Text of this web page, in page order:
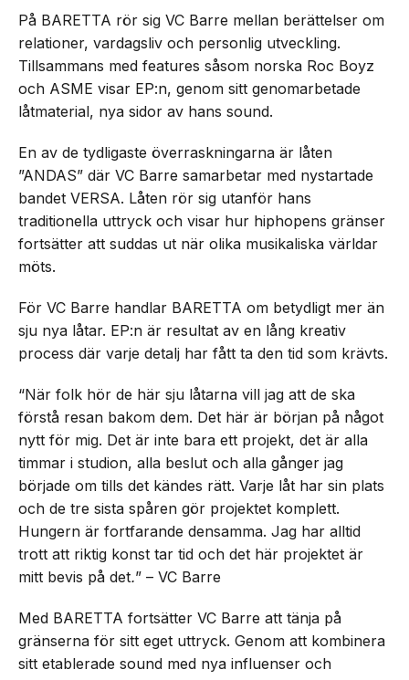
På BARETTA rör sig VC Barre mellan berättelser om
relationer, vardagsliv och personlig utveckling.
Tillsammans med features såsom norska Roc Boyz
och ASME visar EP:n, genom sitt genomarbetade
låtmaterial, nya sidor av hans sound.
En av de tydligaste överraskningarna är låten
”ANDAS” där VC Barre samarbetar med nystartade
bandet VERSA. Låten rör sig utanför hans
traditionella uttryck och visar hur hiphopens gränser
fortsätter att suddas ut när olika musikaliska världar
möts.
För VC Barre handlar BARETTA om betydligt mer än
sju nya låtar. EP:n är resultat av en lång kreativ
process där varje detalj har fått ta den tid som krävts.
“När folk hör de här sju låtarna vill jag att de ska
förstå resan bakom dem. Det här är början på något
nytt för mig. Det är inte bara ett projekt, det är alla
timmar i studion, alla beslut och alla gånger jag
började om tills det kändes rätt. Varje låt har sin plats
och de tre sista spåren gör projektet komplett.
Hungern är fortfarande densamma. Jag har alltid
trott att riktig konst tar tid och det här projektet är
mitt bevis på det.” – VC Barre
Med BARETTA fortsätter VC Barre att tänja på
gränserna för sitt eget uttryck. Genom att kombinera
sitt etablerade sound med nya influenser och